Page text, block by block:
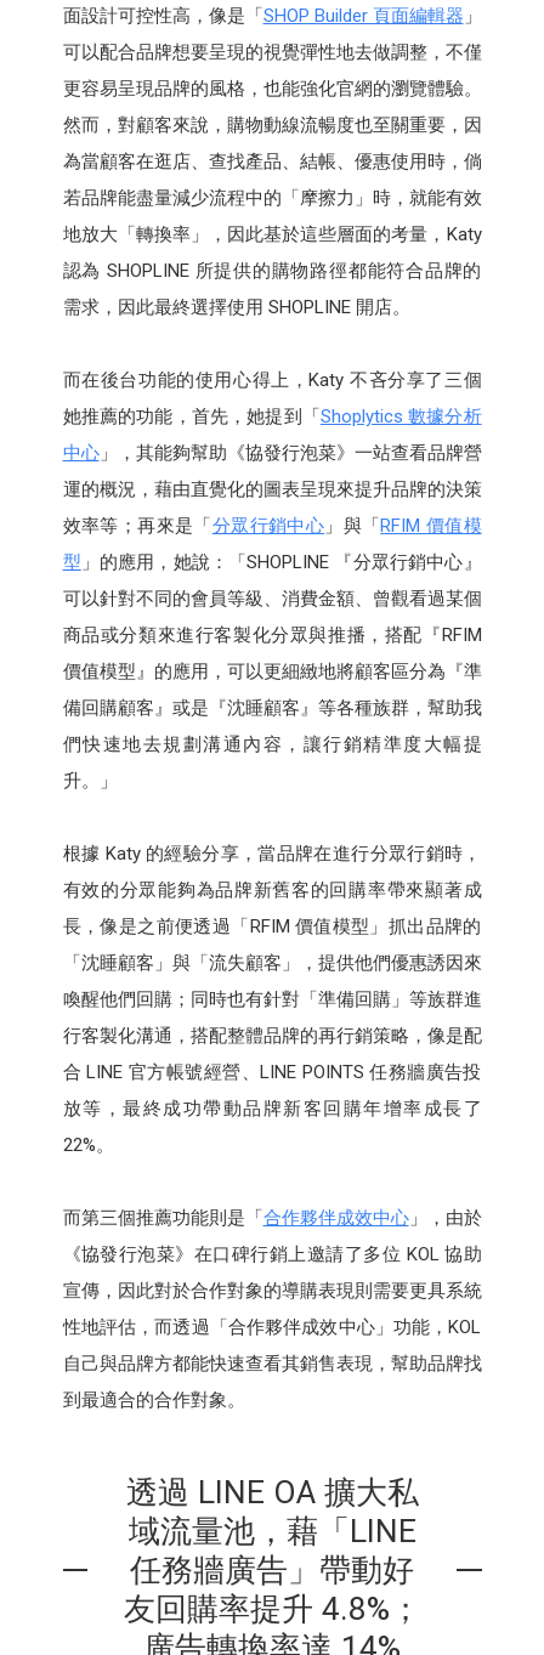
面設計可控性高，像是「SHOP Builder 頁面編輯器 」
可以配合品牌想要呈現的視覺彈性地去做調整，不僅
更容易呈現品牌的風格，也能強化官網的瀏覽體驗。
然而，對顧客來說，購物動線流暢度也至關重要，因
為當顧客在逛店、查找產品、結帳、優惠使用時，倘
若品牌能盡量減少流程中的「摩擦力」時，就能有效
地放大「轉換率」，因此基於這些層面的考量，Katy
認為 SHOPLINE 所提供的購物路徑都能符合品牌的
需求，因此最終選擇使用 SHOPLINE 開店。
而在後台功能的使用心得上，Katy 不吝分享了三個
她推薦的功能，首先，她提到「Shoplytics 數據分析
中心」，其能夠幫助《協發行泡菜》一站查看品牌營
運的概況，藉由直覺化的圖表呈現來提升品牌的決策
效率等；再來是「分眾行銷中心 」與「RFIM 價值模
型 」的應用，她說：「SHOPLINE 『分眾行銷中心』
可以針對不同的會員等級、消費金額、曾觀看過某個
商品或分類來進行客製化分眾與推播，搭配『RFIM
價值模型』的應用，可以更細緻地將顧客區分為『準
備回購顧客』或是『沈睡顧客』等各種族群，幫助我
們快速地去規劃溝通內容，讓行銷精準度大幅提
升。」
根據 Katy 的經驗分享，當品牌在進行分眾行銷時，
有效的分眾能夠為品牌新舊客的回購率帶來顯著成
長，像是之前便透過「RFIM 價值模型」抓出品牌的
「沈睡顧客」與「流失顧客」，提供他們優惠誘因來
喚醒他們回購；同時也有針對「準備回購」等族群進
行客製化溝通，搭配整體品牌的再行銷策略，像是配
合 LINE 官方帳號經營、LINE POINTS 任務牆廣告投
放等，最終成功帶動品牌新客回購年增率成長了
22%。
而第三個推薦功能則是「合作夥伴成效中心」，由於
《協發行泡菜》在口碑行銷上邀請了多位 KOL 協助
宣傳，因此對於合作對象的導購表現則需要更具系統
性地評估，而透過「合作夥伴成效中心」功能，KOL
自己與品牌方都能快速查看其銷售表現，幫助品牌找
到最適合的合作對象。
透過 LINE OA 擴大私
域流量池，藉「LINE
任務牆廣告」帶動好
友回購率提升 4.8%；
廣告轉換率達 14%